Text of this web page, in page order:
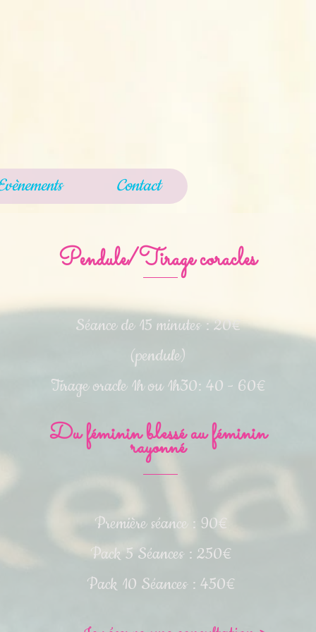
Contact
Pendule/Tirage coracles
Séance de 15 minutes : 20€
(pendule)
Tirage oracle 1h ou 1h30: 40 - 60€
Du féminin blessé au féminin
rayonné
Première séance : 90€
Pack 5 Séances : 250€
Pack 10 Séances : 450€